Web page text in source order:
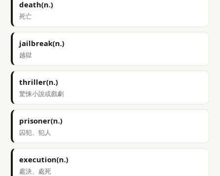
death(n.)
死亡
jailbreak(n.)
越獄
thriller(n.)
驚悚小說或戲劇
prisoner(n.)
囚犯、犯人
execution(n.)
處決、處死